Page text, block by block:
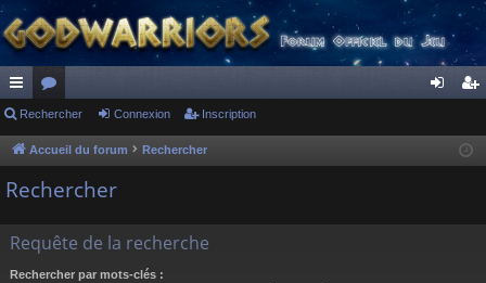
ac
co
ur
s
or
u
m
cri
Rechercher Connexion Inscription
Accueil du forum Rechercher
Rechercher
Requête de la recherche
Rechercher par mots-clés :